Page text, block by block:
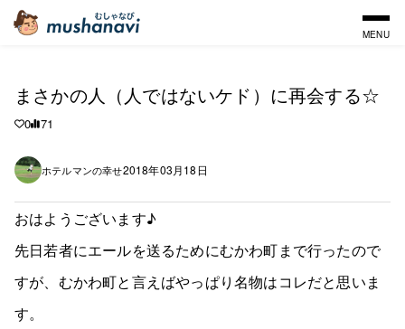
MENU
まさかの人（人ではないケド）に再会する☆
0 71
ホテルマンの幸せ2018年03月18日
おはようございます♪
先日若者にエールを送るためにむかわ町まで行ったので
すが、むかわ町と言えばやっぱり名物はコレだと思いま
す。